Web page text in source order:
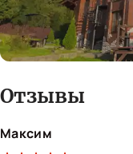
Отзывы
Максим